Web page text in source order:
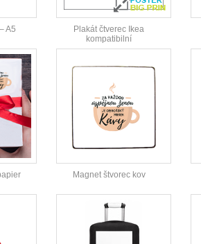
A5
Plakát čtverec Ikea
kompatibilní
Magnet štvorec kov